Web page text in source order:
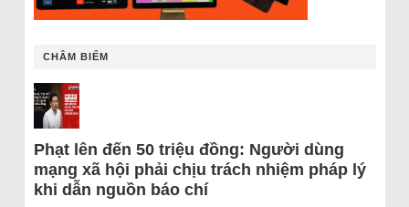
CHÂM BIẾM
Phạt lên đến 50 triệu đồng: Người dùng
mạng xã hội phải chịu trách nhiệm pháp lý
khi dẫn nguồn báo chí